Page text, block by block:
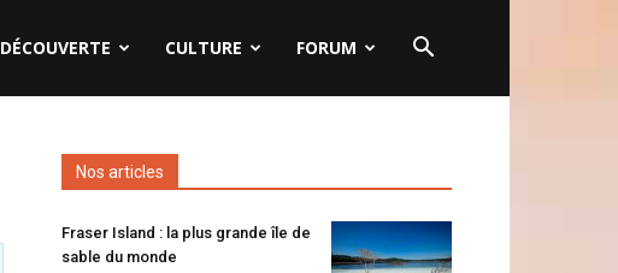
DÉCOUVERTE CULTURE FORUM
Nos articles
Fraser Island : la plus grande île de
sable du monde